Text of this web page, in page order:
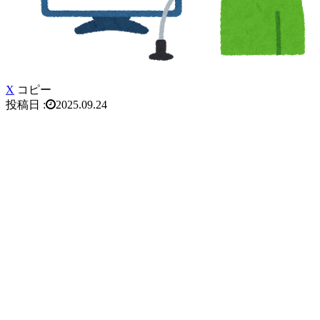
X コピー
2025.09.24